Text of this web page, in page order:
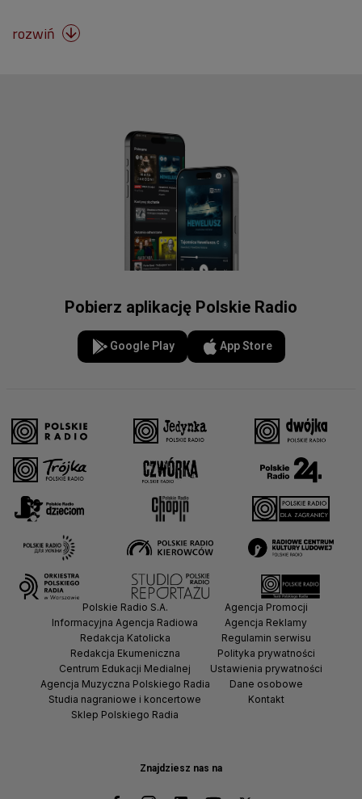
rozwiń 
Pobierz aplikację Polskie Radio
Google Play App Store
Znajdziesz nas na
Polskie Radio S.A.
Informacyjna Agencja Radiowa
Redakcja Katolicka
Redakcja Ekumeniczna
Centrum Edukacji Medialnej
Agencja Muzyczna Polskiego Radia
Studia nagraniowe i koncertowe
Sklep Polskiego Radia
Agencja Promocji
Agencja Reklamy
Regulamin serwisu
Polityka prywatności
Ustawienia prywatności
Dane osobowe
Kontakt